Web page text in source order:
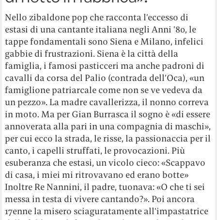
Nello zibaldone pop che racconta l’eccesso di
estasi di una cantante italiana negli Anni ’80, le
tappe fondamentali sono Siena e Milano, infelici
gabbie di frustrazioni. Siena è la città della
famiglia, i famosi pasticceri ma anche padroni di
cavalli da corsa del Palio (contrada dell’Oca), «un
famiglione patriarcale come non se ve vedeva da
un pezzo». La madre cavallerizza, il nonno correva
in moto. Ma per Gian Burrasca il sogno è «di essere
annoverata alla pari in una compagnia di maschi»,
per cui ecco la strada, le risse, la passionaccia per il
canto, i capelli struffati, le provocazioni. Più
esuberanza che estasi, un vicolo cieco: «Scappavo
di casa, i miei mi ritrovavano ed erano botte»
Inoltre Re Nannini, il padre, tuonava: «O che ti sei
messa in testa di vivere cantando?». Poi ancora
17enne la misero sciaguratamente all’impastatrice